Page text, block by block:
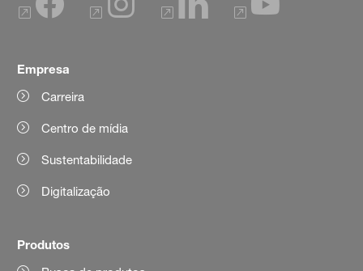
Empresa
Carreira
Centro de mídia
Sustentabilidade
Digitalização
Produtos